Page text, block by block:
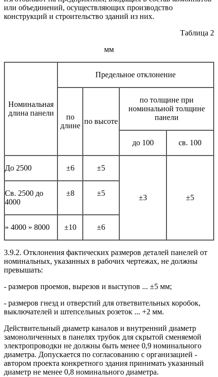
или объединений, осуществляющих производство
конструкций и строительство зданий из них.
Таблица 2
мм
Номинальная
длина панели
Предельное отклонение
по
длине
по высоте
по толщине при
номинальной толщине
панели
до 100 св. 100
До 2500 ±6 ±5
±3 ±5
Св. 2500 до
4000
±8 ±5
» 4000 » 8000 ±10 ±6
3.9.2. Отклонения фактических размеров деталей панелей от
номинальных, указанных в рабочих чертежах, не должны
превышать:
- размеров проемов, вырезов и выступов ... ±5 мм;
- размеров гнезд и отверстий для ответвительных коробок,
выключателей и штепсельных розеток ... +2 мм.
Действительный диаметр каналов и внутренний диаметр
замоноличенных в панелях трубок для скрытой сменяемой
электропроводки не должны быть менее 0,9 номинального
диаметра. Допускается по согласованию с организацией -
автором проекта конкретного здания принимать указанный
диаметр не менее 0,8 номинального диаметра.